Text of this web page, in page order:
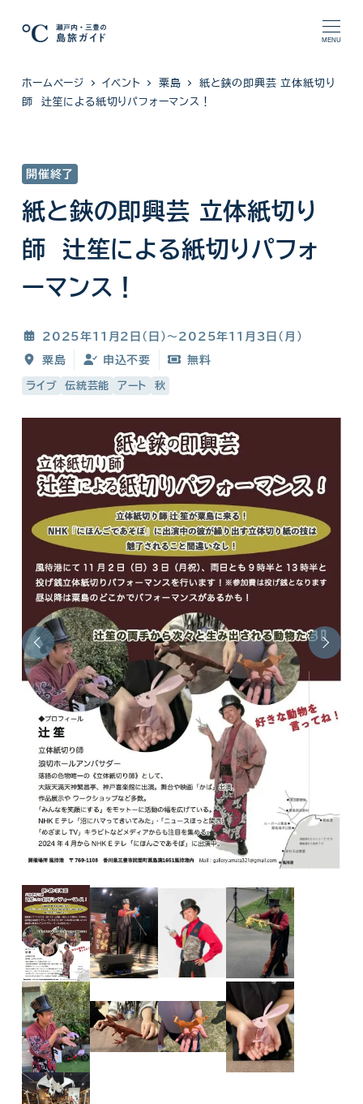
MENU
ホームページ イベント 粟島
紙と鋏の即興芸 立体紙切り
師 辻笙による紙切りパフォーマンス！
開催終了
紙と鋏の即興芸 立体紙切り
師 辻笙による紙切りパフォ
ーマンス！
2025年11月2日(日)〜2025年11月3日(月)
粟島
申込不要 無料
ライブ 伝統芸能 アート 秋